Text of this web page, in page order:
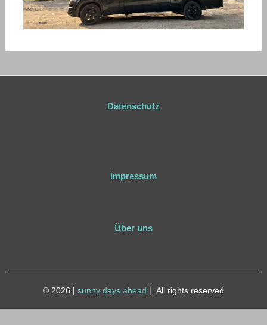
Datenschutz
Impressum
Über uns
© 2026 | sunny days ahead | All rights reserved